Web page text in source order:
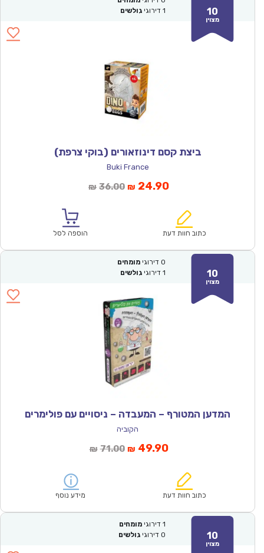
10
מצוין
1 דירוגי גולשים
ביצת קסם דינוזאורים (בוקי צרפת)
Buki France
₪ 36.00המחיר
₪36.00.
₪ 24.90המחיר
הוא:
כתוב חוות דעת הוספה לסל
10
מצוין
0 דירוגי מומחים
1 דירוגי גולשים
המדען המטורף – המעבדה – ניסויים עם פולימרים
הקוביה
₪ 71.00המחיר
₪71.00.
₪ 49.90המחיר
הוא:
כתוב חוות דעת מידע נוסף
10
מצוין
1 דירוגי מומחים
0 דירוגי גולשים